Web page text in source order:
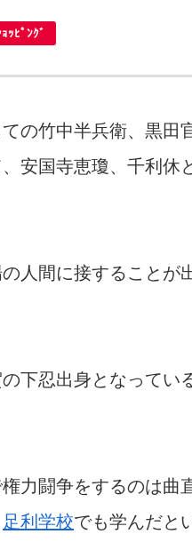
ｯﾋﾟﾝｸﾞ
の竹中半兵衛、黒田
安国寺恵瓊、千利休
人間に接することが
下忍出身となってい
力闘争をするのは曲
足利学校でも学んだと